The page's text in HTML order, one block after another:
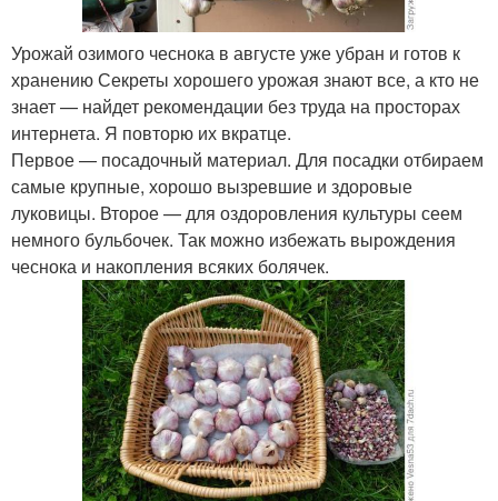
Урожай озимого чеснока в августе уже убран и готов к
хранению Секреты хорошего урожая знают все, а кто не
знает — найдет рекомендации без труда на просторах
интернета. Я повторю их вкратце.
Первое — посадочный материал. Для посадки отбираем
самые крупные, хорошо вызревшие и здоровые
луковицы. Второе — для оздоровления культуры сеем
немного бульбочек. Так можно избежать вырождения
чеснока и накопления всяких болячек.